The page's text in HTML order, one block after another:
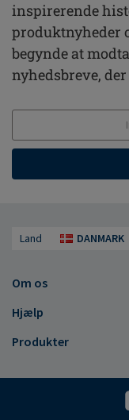
inspirerende
produktnyheder
begynde at
nyhedsbreve,
Land DANMARK
Om os
Hjælp
Produkter